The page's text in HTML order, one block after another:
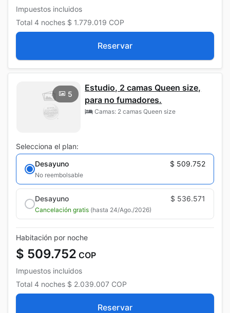
Impuestos incluidos
Total 4 noches $ 1.779.019 COP
Reservar
5
Estudio, 2 camas Queen size,
para no fumadores.
Camas: 2 camas Queen size
Selecciona el plan:
Desayuno
$ 509.752
No reembolsable
Desayuno $ 536.571
Cancelación gratis (hasta 24/Ago./2026)
Habitación por noche
$ 509.752 COP
Impuestos incluidos
Total 4 noches $ 2.039.007 COP
Reservar